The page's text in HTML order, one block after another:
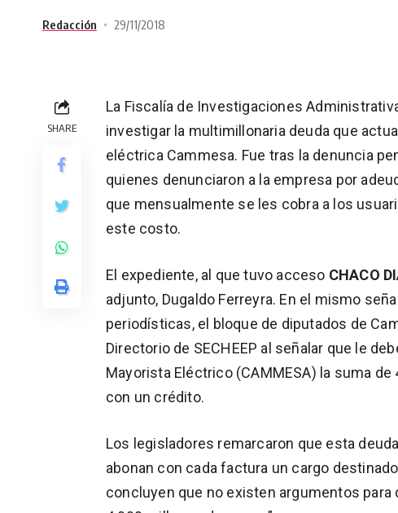
Redacción 29/11/2018
SHARE
La Fiscalía de Investigaciones
investigar la multimillonaria deuda que
eléctrica Cammesa. Fue tras la denuncia
quienes denunciaron a la empresa por
que mensualmente se les cobra a los
este costo.
El expediente, al que tuvo acceso CHACO
adjunto, Dugaldo Ferreyra. En el mismo
periodísticas, el bloque de diputados de
Directorio de SECHEEP al señalar que le
Mayorista Eléctrico (CAMMESA) la suma
con un crédito.
Los legisladores remarcaron que esta
abonan con cada factura un cargo
concluyen que no existen argumentos